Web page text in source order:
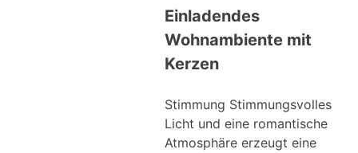
Einladendes
Wohnambiente mit
Kerzen
Stimmung Stimmungsvolles
Licht und eine romantische
Atmosphäre erzeugt eine